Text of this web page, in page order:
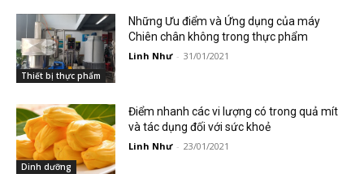
Thiết bị thực phẩm
Những Ưu điểm và Ứng dụng của máy
Chiên chân không trong thực phẩm
Linh Như - 31/01/2021
Dinh dưỡng
Điểm nhanh các vi lượng có trong quả mít
và tác dụng đối với sức khoẻ
Linh Như - 23/01/2021